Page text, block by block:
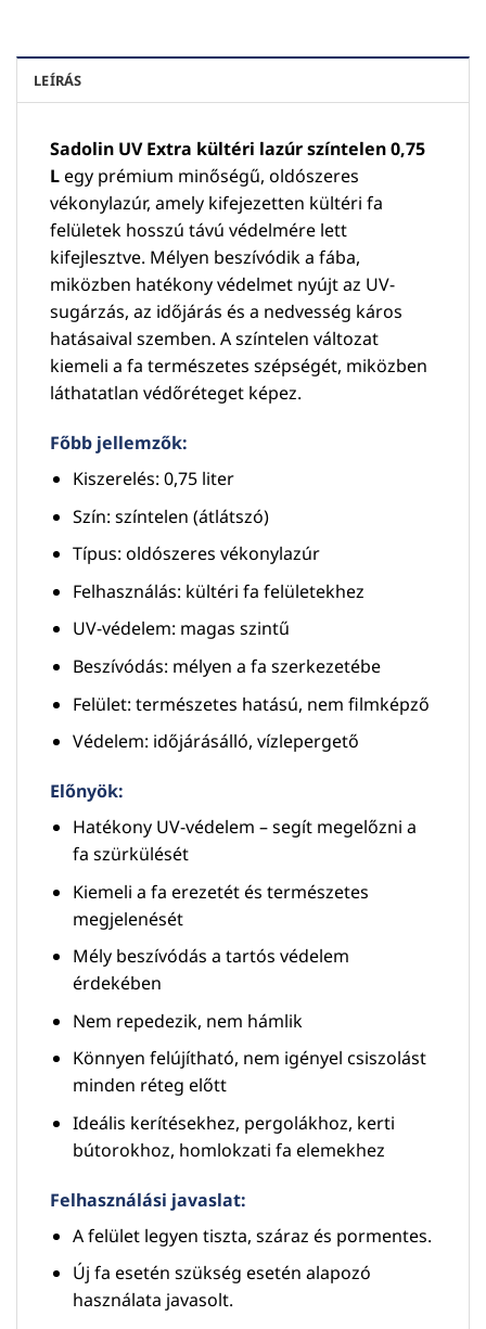
LEÍRÁS
Sadolin UV Extra kültéri lazúr színtelen 0,75
Legy prémium minőségű, oldószeres
vékonylazúr, amely kifejezetten kültéri fa
felületek hosszú távú védelmére lett
kifejlesztve. Mélyen beszívódik a fába,
miközben hatékony védelmet nyújt az UV-
sugárzás, az időjárás és a nedvesség káros
hatásaival szemben. A színtelen változat
kiemeli a fa természetes szépségét, miközben
láthatatlan védőréteget képez.
Főbb jellemzők:
Kiszerelés: 0,75 liter
Szín: színtelen (átlátszó)
Típus: oldószeres vékonylazúr
Felhasználás: kültéri fa felületekhez
UV-védelem: magas szintű
Beszívódás: mélyen a fa szerkezetébe
Felület: természetes hatású, nem filmképző
Védelem: időjárásálló, vízlepergető
Előnyök:
Hatékony UV-védelem – segít megelőzni a
fa szürkülését
Kiemeli a fa erezetét és természetes
megjelenését
Mély beszívódás a tartós védelem
érdekében
Nem repedezik, nem hámlik
Könnyen felújítható, nem igényel csiszolást
minden réteg előtt
Ideális kerítésekhez, pergolákhoz, kerti
bútorokhoz, homlokzati fa elemekhez
Felhasználási javaslat:
A felület legyen tiszta, száraz és pormentes.
Új fa esetén szükség esetén alapozó
használata javasolt.